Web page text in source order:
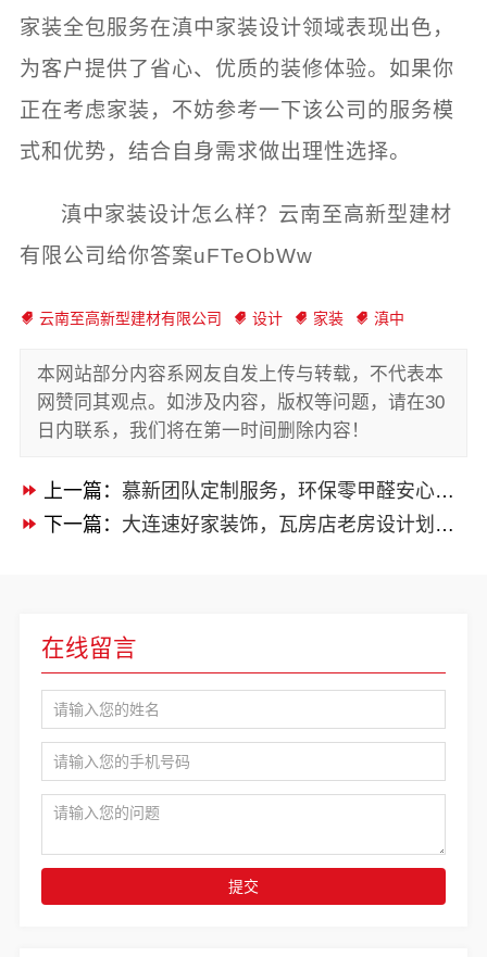
家装全包服务在滇中家装设计领域表现出色，
为客户提供了省心、优质的装修体验。如果你
正在考虑家装，不妨参考一下该公司的服务模
式和优势，结合自身需求做出理性选择。
滇中家装设计怎么样？云南至高新型建材
有限公司给你答案uFTeObWw
云南至高新型建材有限公司 设计 家装 滇中
本网站部分内容系网友自发上传与转载，不代表本
网赞同其观点。如涉及内容，版权等问题，请在30
日内联系，我们将在第一时间删除内容！
上一篇： 慕新团队定制服务，环保零甲醛安心之选
下一篇： 大连速好家装饰，瓦房店老房设计划算之选
在线留言
提交